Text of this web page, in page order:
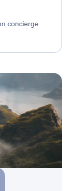
concierge